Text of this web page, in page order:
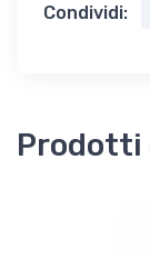
Condividi: